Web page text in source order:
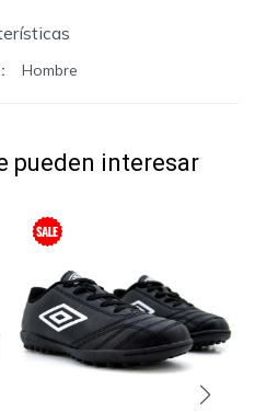
Hombre
pueden interesar